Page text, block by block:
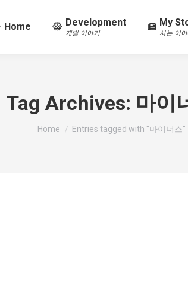
Home Development
개발 이야기
My
사는 이
Tag Archives: 마이
You are here:
Home Entries tagged with "마이너스"